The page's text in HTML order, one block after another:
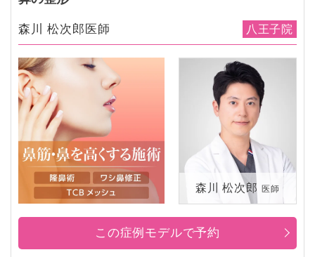
森川 松次郎医師 八王子院
森川 松次郎 医師
この症例モデルで予約